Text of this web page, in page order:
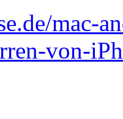
mac-
von-